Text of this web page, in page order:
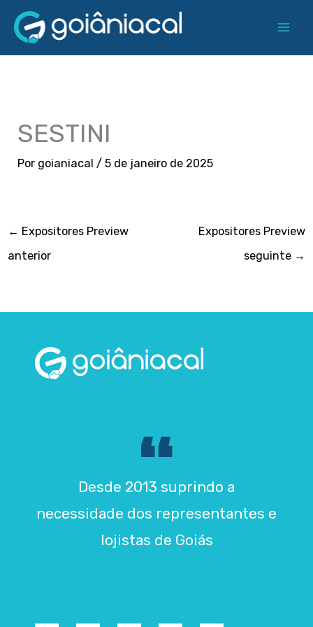
para
SESTINI
Por goianiacal/5 de janeiro de 2025
← Expositores Preview
anterior
Expositores Preview
seguinte →
Desde 2013 suprindo a
necessidade dos representantes e
lojistas de Goiás